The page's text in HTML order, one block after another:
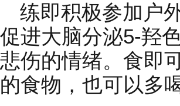
练即积极参加户
促进大脑分泌5-羟
悲伤的情绪。食即
的食物，也可以多